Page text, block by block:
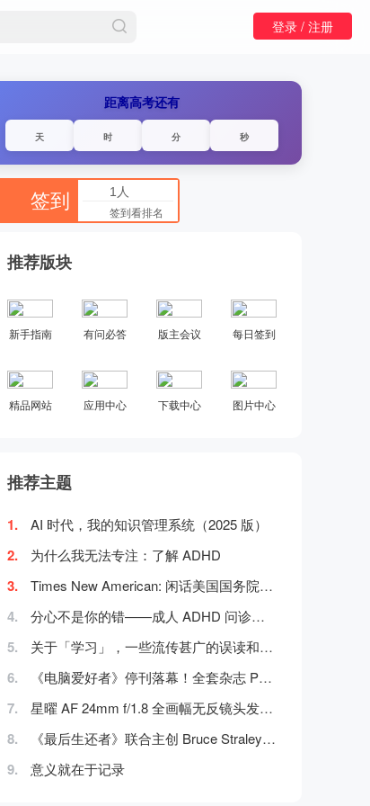
登录 / 注册
距离高考还有
天 时 分 秒
签到 1人
签到看排名
推荐版块
新手指南 有问必答 版主会议 每日签到
精品网站 应用中心 下载中心 图片中心
推荐主题
1. AI 时代，我的知识管理系统（2025 版）
2. 为什么我无法专注：了解 ADHD
3. Times New American: 闲话美国国务院「换字
4. 分心不是你的错——成人 ADHD 问诊指南
5. 关于「学习」，一些流传甚广的误读和迷思
6. 《电脑爱好者》停刊落幕！全套杂志 PDF 电
7. 星曜 AF 24mm f/1.8 全画幅无反镜头发布：
8. 《最后生还者》联合主创 Bruce Straley 回
9. 意义就在于记录